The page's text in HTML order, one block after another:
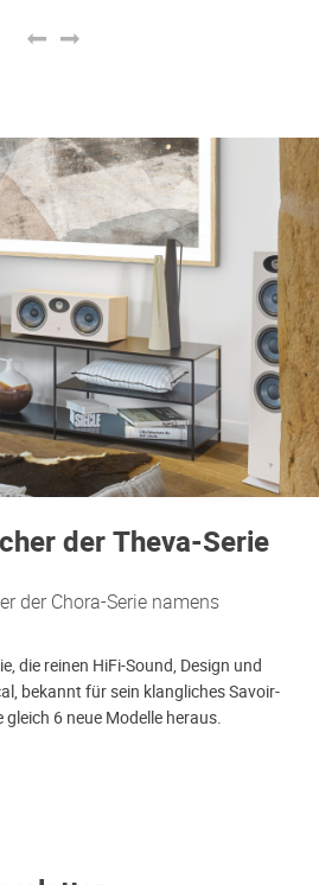
der Theva-Serie
der Chora-Serie namens
die reinen HiFi-Sound, Design und
bekannt für sein klangliches Savoir-
6 neue Modelle heraus.